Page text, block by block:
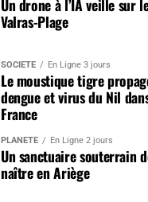
Un drone à l’IA veille sur
Valras-Plage
SOCIÉTÉ En Ligne 3 jours
Le moustique tigre
dengue et virus du Nil
France
PLANÈTE En Ligne 2 jours
Un sanctuaire souterrain
naître en Ariège